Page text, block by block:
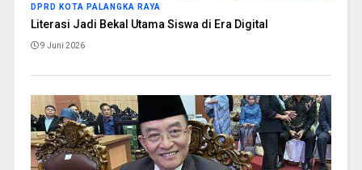
DPRD KOTA PALANGKA RAYA
Literasi Jadi Bekal Utama Siswa di Era Digital
9 Juni 2026